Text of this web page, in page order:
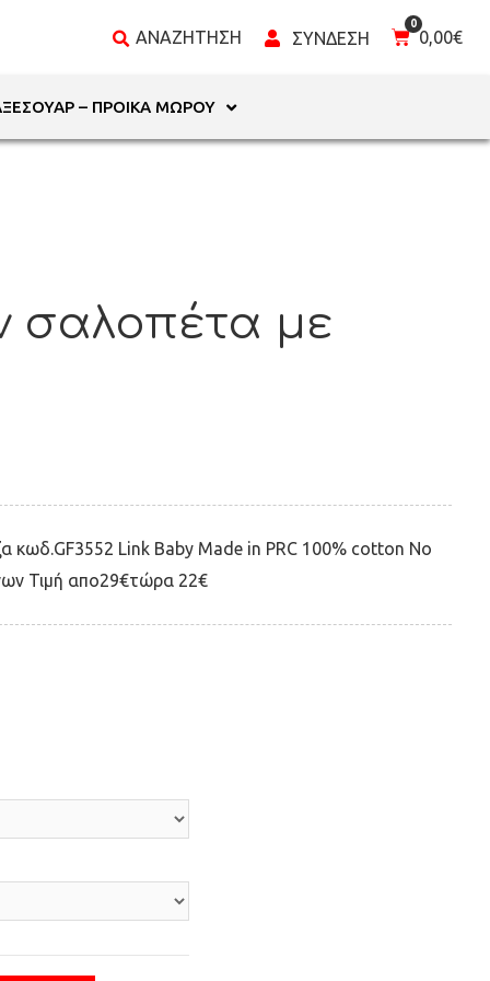
0,00€
– ΠΡΟΊΚΑ ΜΩΡΟΎ
σαλοπέτα με
κωδ.GF3552 Link Baby Made in PRC 100% cotton Νo
Τιμή απο29€τώρα 22€